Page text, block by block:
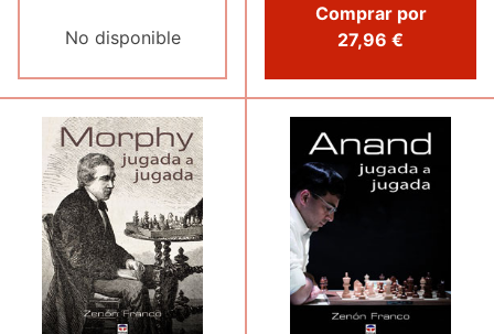
No disponible
Comprar por
27,96 €